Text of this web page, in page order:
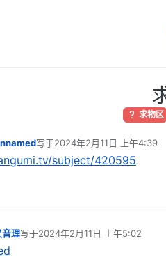
求物区
写于2024年2月11日 上午4:39
最后由 编辑
subject/420595
音理写于2024年2月11日 上午5:02
最后由 编辑